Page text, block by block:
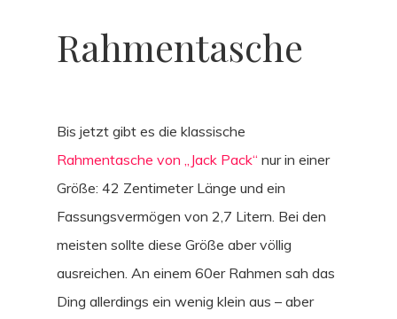
Rahmentasche
Bis jetzt gibt es die klassische
Rahmentasche von „Jack Pack“ nur in einer
Größe: 42 Zentimeter Länge und ein
Fassungsvermögen von 2,7 Litern. Bei den
meisten sollte diese Größe aber völlig
ausreichen. An einem 60er Rahmen sah das
Ding allerdings ein wenig klein aus – aber
REISE